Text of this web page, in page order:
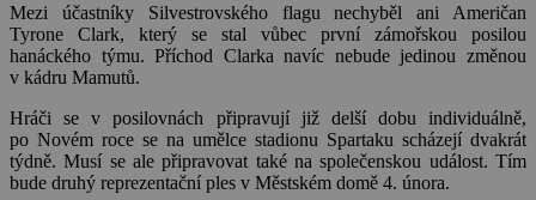
Mezi účastníky Silvestrovského flagu nechyběl ani Američan
Tyrone Clark, který se stal vůbec první zámořskou posilou
hanáckého týmu. Příchod Clarka navíc nebude jedinou změnou
v kádru Mamutů.
Hráči se v posilovnách připravují již delší dobu individuálně,
po Novém roce se na umělce stadionu Spartaku scházejí dvakrát
týdně. Musí se ale připravovat také na společenskou událost. Tím
bude druhý reprezentační ples v Městském domě 4. února.